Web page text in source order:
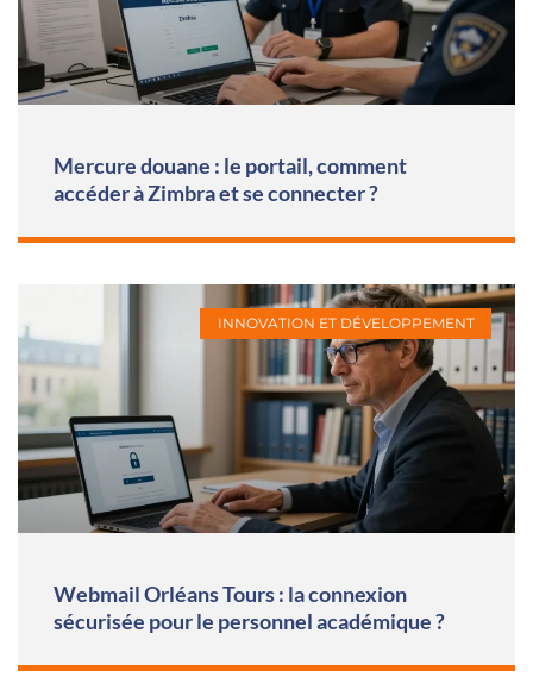
Mercure douane : le portail, comment
accéder à Zimbra et se connecter ?
INNOVATION ET DÉVELOPPEMENT
Webmail Orléans Tours : la connexion
sécurisée pour le personnel académique ?